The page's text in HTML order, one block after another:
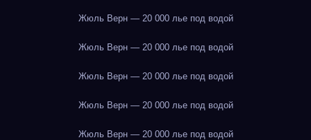
Жюль Верн — 20 000 лье под водой
Жюль Верн — 20 000 лье под водой
Жюль Верн — 20 000 лье под водой
Жюль Верн — 20 000 лье под водой
Жюль Верн — 20 000 лье под водой